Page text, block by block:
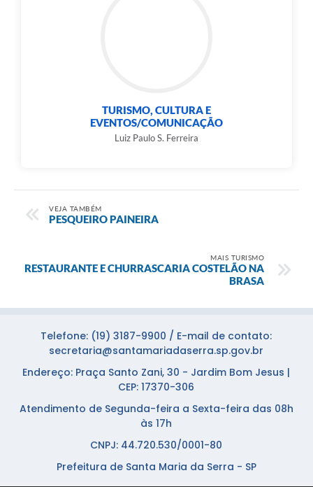
TURISMO, CULTURA E
EVENTOS/COMUNICAÇÃO
Luiz Paulo S. Ferreira
VEJA TAMBÉM
PESQUEIRO PAINEIRA
MAIS TURISMO
RESTAURANTE E CHURRASCARIA COSTELÃO NA
BRASA
Telefone: (19) 3187-9900 / E-mail de contato:
secretaria@santamariadaserra.sp.gov.br
Endereço: Praça Santo Zani, 30 - Jardim Bom Jesus |
CEP: 17370-306
Atendimento de Segunda-feira a Sexta-feira das 08h
às 17h
CNPJ: 44.720.530/0001-80
Prefeitura de Santa Maria da Serra - SP